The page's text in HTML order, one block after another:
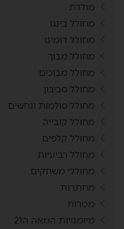
מולדת
מחולל בינגו
מחולל דומינו
מחולל מבוך
מחולל מבוכים
מחולל סביבון
מחולל סולמות ונחשים
מחולל קובייה
מחולל קלפים
מחולל רביעיות
מחוללי משחקים
מחתרות
מטרות
מיומנויות המאה ה21